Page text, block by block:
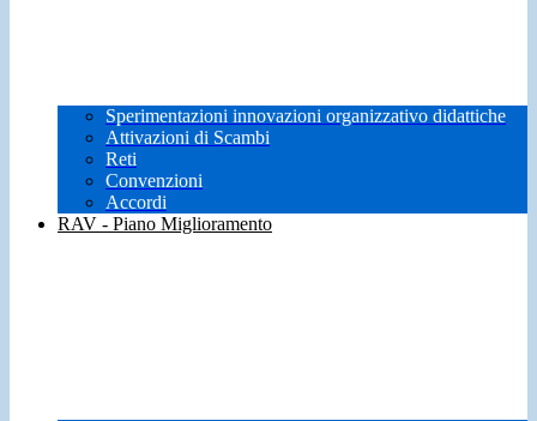
Sperimentazioni innovazioni organizzativo didattiche
Attivazioni di Scambi
Reti
Convenzioni
Accordi
RAV - Piano Miglioramento